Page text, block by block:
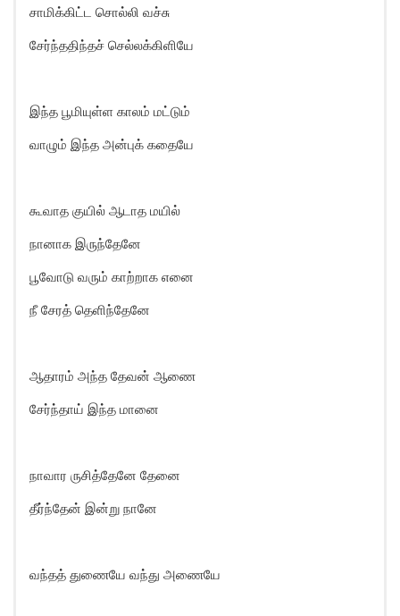
சாமிக்கிட்ட சொல்லி வச்சு
சேர்ந்ததிந்தச் செல்லக்கிளியே
இந்த பூமியுள்ள காலம் மட்டும்
வாழும் இந்த அன்புக் கதையே
கூவாத குயில் ஆடாத மயில்
நானாக இருந்தேனே
பூவோடு வரும் காற்றாக எனை
நீ சேரத் தெளிந்தேனே
ஆதாரம் அந்த தேவன் ஆணை
சேர்ந்தாய் இந்த மானை
நாவார ருசித்தேனே தேனை
தீர்ந்தேன் இன்று நானே
வந்தத் துணையே வந்து அணையே